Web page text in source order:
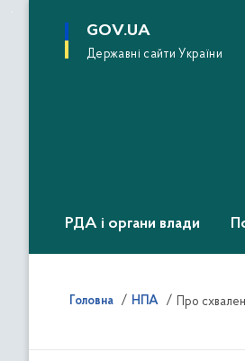
основного
GOV.UA
Державні сайти України
РДА і органи влади
Головна НПА